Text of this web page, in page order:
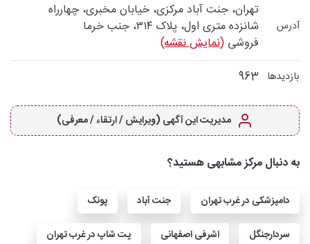
آدرس
تهران، جنت آباد مرکزی، خیابان مخبری، چهارراه
شانزده متری اول، پلاک ۳۱۴، جنب خرما
فروشی (نمایش نقشه)
بازدیدها 963
مدیریت این آگهی (ویرایش / ارتقاء / معرفی)
به دنبال مرکز مشابهی هستید؟
دامپزشکی در غرب تهران جنت آباد پونک
سردارجنگل اشرفی اصفهانی پت شاپ در غرب تهران